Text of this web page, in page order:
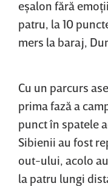
eşalon fără
patru, la 10
mers la baraj,
Cu un parcurs
prima fază a
punct în spatele
Sibienii au fost
out-ului, acolo
la patru lungi